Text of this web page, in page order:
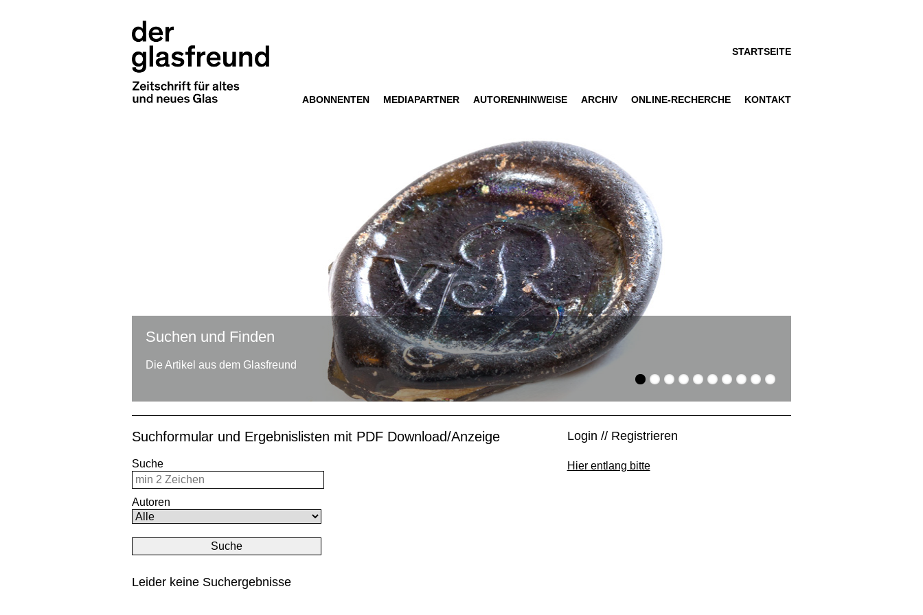
STARTSEITE
ABONNENTEN MEDIAPARTNER AUTORENHINWEISE ARCHIV ONLINE-RECHERCHE KONTAKT
Suchen und Finden
Die Artikel aus dem Glasfreund
Suchformular und Ergebnislisten mit PDF Download/Anzeige
Suche
Autoren
Leider keine Suchergebnisse
Login // Registrieren
Hier entlang bitte